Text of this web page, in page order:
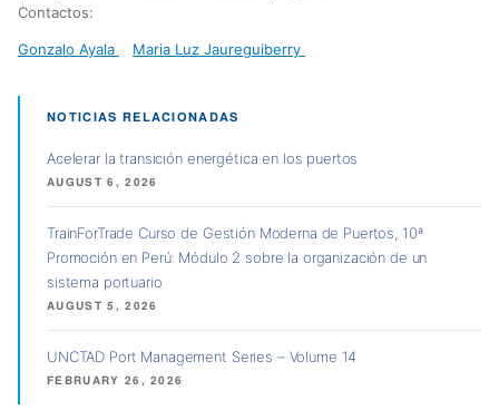
Contactos:
Gonzalo Ayala Maria Luz Jaureguiberry
NOTICIAS RELACIONADAS
Acelerar la transición energética en los puertos
AUGUST 6, 2026
TrainForTrade Curso de Gestión Moderna de Puertos, 10ª
Promoción en Perú: Módulo 2 sobre la organización de un
sistema portuario
AUGUST 5, 2026
UNCTAD Port Management Series – Volume 14
FEBRUARY 26, 2026